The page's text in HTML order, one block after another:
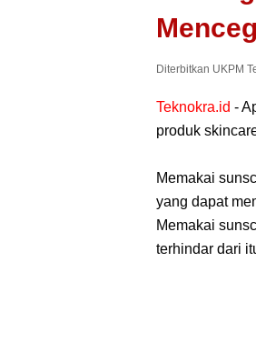
Diterbitkan UKPM
Teknokra.id -
produk
Memakai
yang dapat
Memakai
terhindar dari